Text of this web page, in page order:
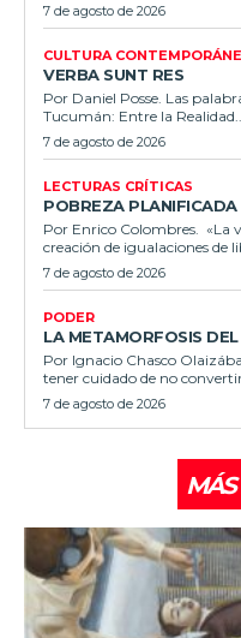
7 de agosto de 2026
CULTURA
VERBA SUNT RES
Por Daniel Posse. Las
Tucumán: Entre la Realidad...
7 de agosto de 2026
LECTURAS CRÍTICAS
POBREZA PLANIFICADA
Por Enrico Colombres. «La
creación de igualaciones de
7 de agosto de 2026
PODER
LA METAMORFOSIS
Por Ignacio Chasco
tener cuidado de no
7 de agosto de 2026
MÁS